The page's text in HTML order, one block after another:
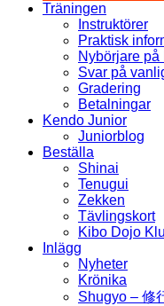
Träningen
Instruktörer
Praktisk
Nybörjare
Svar på
Gradering
Betalningar
Kendo Junior
Juniorblog
Beställa
Shinai
Tenugui
Zekken
Tävlingskort
Kibo Dojo
Inlägg
Nyheter
Krönika
Shugyo – 修